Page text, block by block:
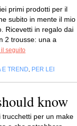
primi prodotti per il
subito in mente il mio
Ricevetti in regalo dai
2 trousse: una a
seguito
E TREND PER LEI
know
trucchetti per un make